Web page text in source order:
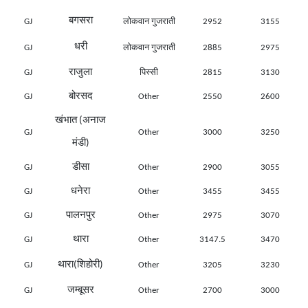
GJ बगसरा लोकवान गुजराती 2952 3155
GJ धरी लोकवान गुजराती 2885 2975
GJ राजुला पिस्सी 2815 3130
GJ बोरसद Other 2550 2600
GJ
खंभात (अनाज
मंडी)
Other 3000 3250
GJ डीसा Other 2900 3055
GJ धनेरा Other 3455 3455
GJ पालनपुर Other 2975 3070
GJ थारा Other 3147.5 3470
GJ थारा(शिहोरी) Other 3205 3230
GJ जम्बूसर Other 2700 3000